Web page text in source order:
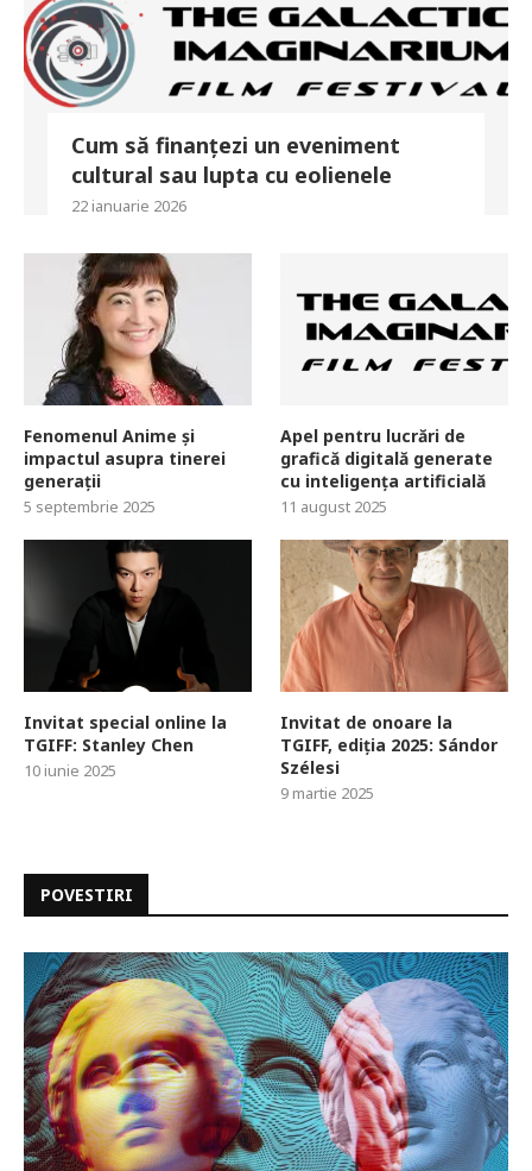
Cum să finanțezi un eveniment
cultural sau lupta cu eolienele
22 ianuarie 2026
Fenomenul Anime și
impactul asupra tinerei
generații
5 septembrie 2025
Apel pentru lucrări de
grafică digitală generate
cu inteligența artificială
11 august 2025
Invitat special online la
TGIFF: Stanley Chen
10 iunie 2025
Invitat de onoare la
TGIFF, ediția 2025: Sándor
Szélesi
9 martie 2025
POVESTIRI